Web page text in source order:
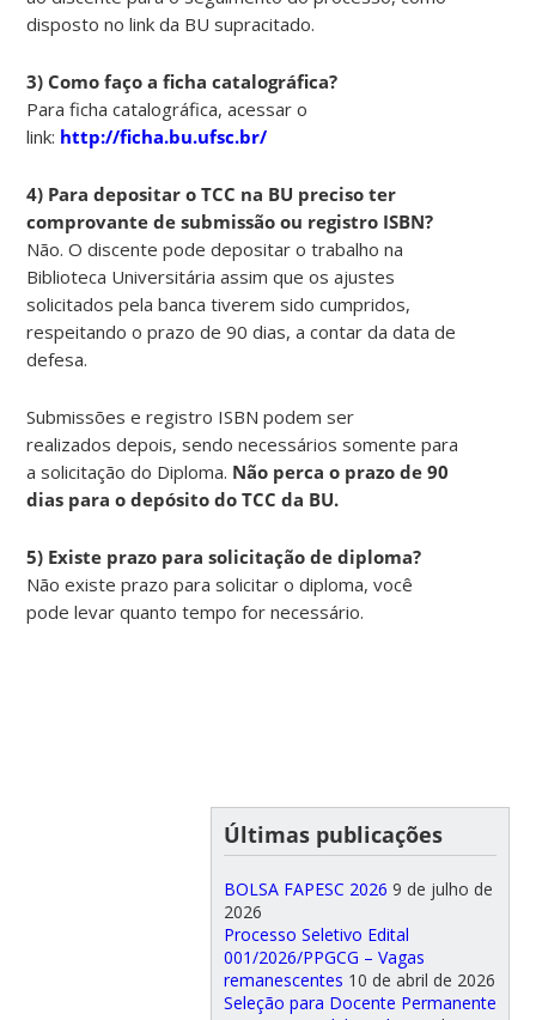
disposto no link da BU supracitado.
3) Como faço a ficha catalográfica?
Para ficha catalográfica, acessar o
link: http://ficha.bu.ufsc.br/
4) Para depositar o TCC na BU preciso ter
comprovante de submissão ou registro ISBN?
Não. O discente pode depositar o trabalho na
Biblioteca Universitária assim que os ajustes
solicitados pela banca tiverem sido cumpridos,
respeitando o prazo de 90 dias, a contar da data de
defesa.
Submissões e registro ISBN podem ser
realizados depois, sendo necessários somente para
a solicitação do Diploma. Não perca o prazo de 90
dias para o depósito do TCC da BU.
5) Existe prazo para solicitação de diploma?
Não existe prazo para solicitar o diploma, você
pode levar quanto tempo for necessário.
Últimas publicações
BOLSA FAPESC 2026 9 de julho de
2026
Processo Seletivo Edital
001/2026/PPGCG – Vagas
remanescentes 10 de abril de 2026
Seleção para Docente Permanente